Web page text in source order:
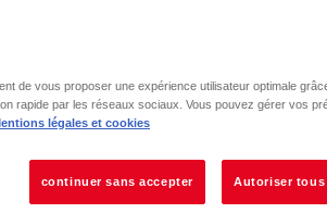
de vous proposer une expérience utilisateur optimale
rapide par les réseaux sociaux. Vous pouvez gérer vos
légales et cookies
continuer sans accepter Autoriser